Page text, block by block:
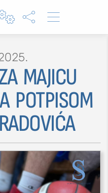
 
for results.
MAJICU
POTPISOM